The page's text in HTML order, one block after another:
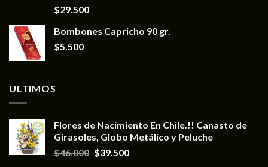
$29.500
Bombones Capricho 90 gr.
$5.500
ULTIMOS
Flores de Nacimiento En Chile.!! Canasto de
Girasoles, Globo Metálico y Peluche
$46.000 $39.500